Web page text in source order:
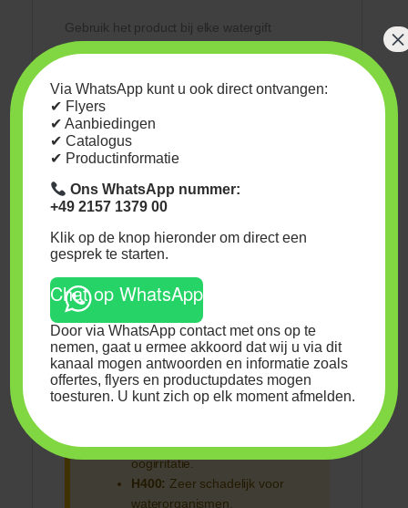
Gebruik het product bij elke watergift
gedurende de bloeifase voor optimale
Kan ik HESI BOOST ook als
bladvoeding gebruiken?
Ja, meng 10-20 ml per 10 liter water en spuit
dit voorzichtig op de bladeren voor extra
Veiligheidsinformatie (H-
codes en P-codes)
H-codes
(Gevarenidentificatie):
oogirritatie.
H400: Zeer schadelijk voor
waterorganismen.
Via WhatsApp kunt u ook direct ontvangen:
✔ Flyers
✔ Aanbiedingen
✔ Catalogus
✔ Productinformatie
Ons WhatsApp nummer:
+49 2157 1379 00
Klik op de knop hieronder om direct een
gesprek te starten.
Chat op WhatsApp
Door via WhatsApp contact met ons op te
nemen, gaat u ermee akkoord dat wij u via dit
kanaal mogen antwoorden en informatie zoals
offertes, flyers en productupdates mogen
toesturen. U kunt zich op elk moment afmelden.
×